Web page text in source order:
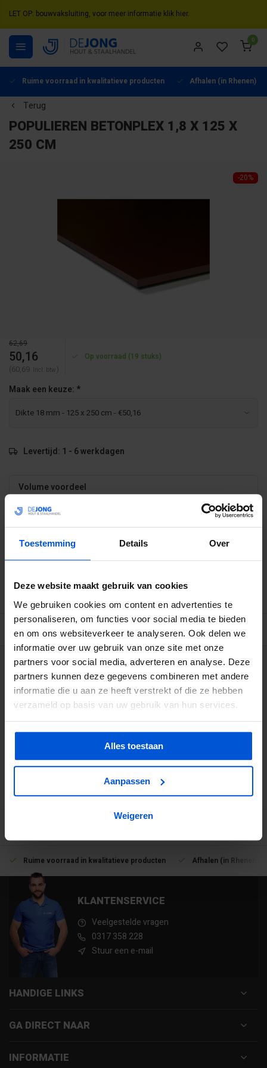
Toestemming Details Over
Deze website maakt gebruik van cookies
We gebruiken cookies om content en advertenties te
personaliseren, om functies voor social media te bieden
en om ons websiteverkeer te analyseren. Ook delen we
informatie over uw gebruik van onze site met onze
partners voor social media, adverteren en analyse. Deze
partners kunnen deze gegevens combineren met andere
informatie die u aan ze heeft verstrekt of die ze hebben
verzameld op basis van uw gebruik van hun services.
Alles toestaan
Aanpassen
Weigeren
LET OP: bouwvaksluiting, voor meer informatie klik hier.
0
Ruime voorraad in kwalitatieve producten Afhalen (in Rhenen)
Terug
POPULIEREN BETONPLEX 1,8 X 125 X
250 CM
-20%
62,69
50,16
(60,69 Incl. btw )
Op voorraad (19 stuks)
Maak een keuze: *
Levertijd: 1 - 6 werkdagen
Volume voordeel
Aantal
Betrouwbare levering met tijdsindicatie
Afhalen (in Rhenen) mogelijk
BESCHRIJVING
WIJ HELPEN JE GRAAG
0317 358 228
info@dejonghandelsonderneming.nl
klanten geven ons een 9.1 op
Ruime voorraad in kwalitatieve producten Afhalen (in Rhenen)
KLANTENSERVICE
Veelgestelde vragen
0317 358 228
Stuur een e-mail
HANDIGE LINKS
GA DIRECT NAAR
INFORMATIE